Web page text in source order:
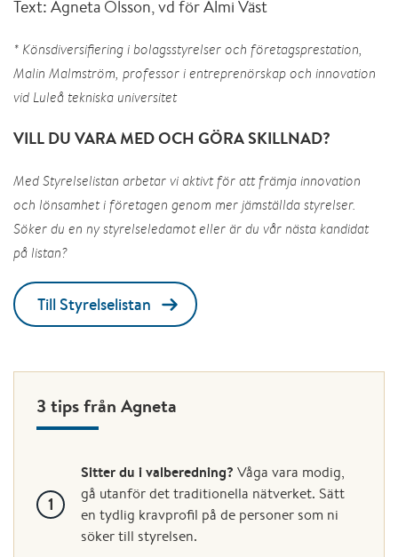
3 tips från Agneta
Sitter du i valberedning? Våga vara modig,
gå utanför det traditionella nätverket. Sätt
en tydlig kravprofil på de personer som ni
söker till styrelsen.
Text: Agneta Olsson, vd för Almi Väst
* Könsdiversifiering i bolagsstyrelser och företagsprestation,
Malin Malmström, professor i entreprenörskap och innovation
vid Luleå tekniska universitet
VILL DU VARA MED OCH GÖRA SKILLNAD?
Med Styrelselistan arbetar vi aktivt för att främja innovation
och lönsamhet i företagen genom mer jämställda styrelser.
Söker du en ny styrelseledamot eller är du vår nästa kandidat
på listan?
Till Styrelselistan